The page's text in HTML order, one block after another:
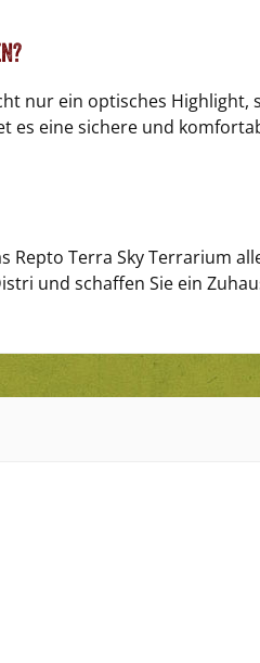
nur ein optisches
es eine sichere und
Repto Terra Sky Terrarium
und schaffen Sie ein